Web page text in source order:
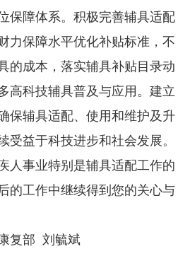
保障体系。积极完善辅具适配
力保障水平优化补贴标准，不
的成本，落实辅具补贴目录动
高科技辅具普及与应用。建立
保辅具适配、使用和维护及升
受益于科技进步和社会发展。
人事业特别是辅具适配工作的
的工作中继续得到您的关心与
复部 刘毓斌